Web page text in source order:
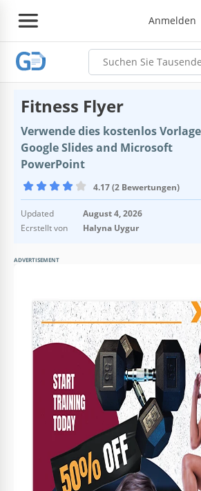
Anmelden
Fitness Flyer
Verwende dies kostenlos
Google Slides and Microsoft
PowerPoint
4.17 (2 Bewertungen)
Updated
August 4, 2026
Ecrstellt von
Halyna Uygur
ADVERTISEMENT